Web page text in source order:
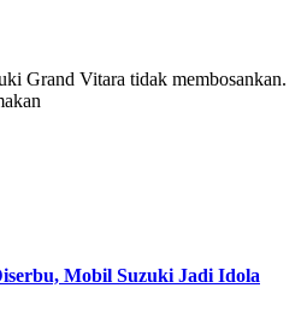
Grand Vitara tidak membosankan.
Mobil Suzuki Jadi Idola